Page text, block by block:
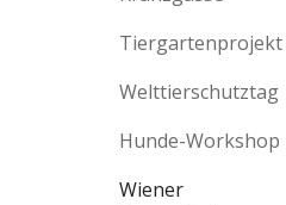
Tiergartenprojekt
Welttierschutztag
Hunde-Workshop
Wiener